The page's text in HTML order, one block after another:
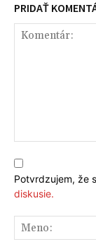
PRIDAŤ
Potvrdzujem, že
diskusie.